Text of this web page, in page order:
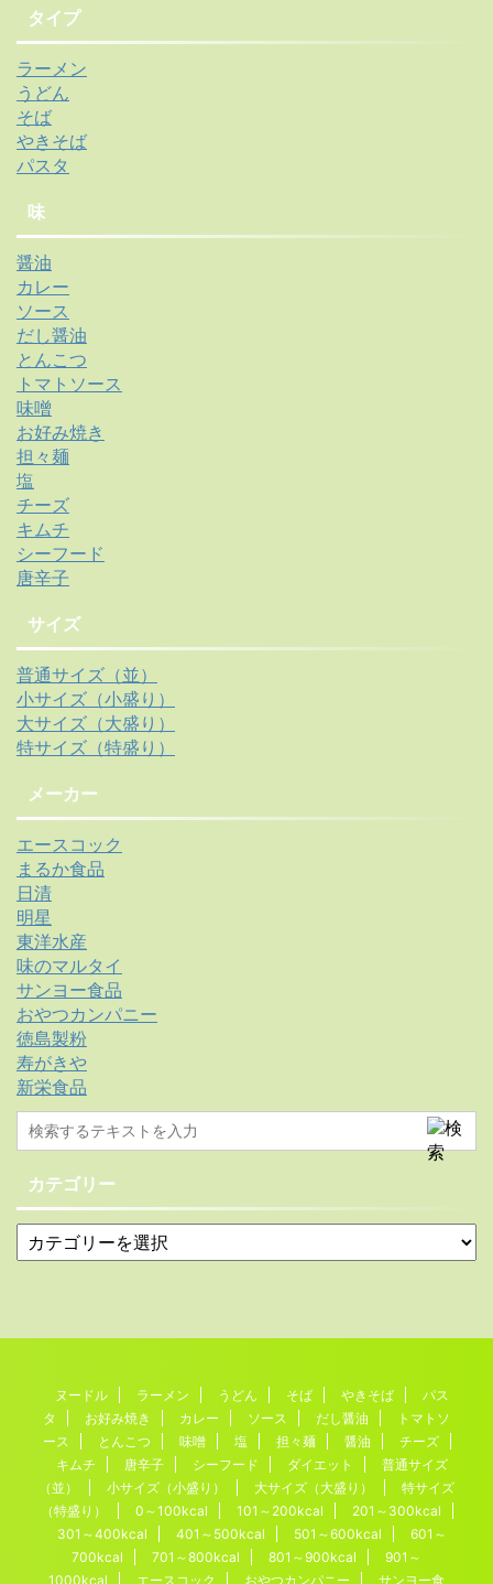
タイプ
ラーメン
うどん
そば
やきそば
パスタ
味
醤油
カレー
ソース
だし醤油
とんこつ
トマトソース
味噌
お好み焼き
担々麺
塩
チーズ
キムチ
シーフード
唐辛子
サイズ
普通サイズ（並）
小サイズ（小盛り）
大サイズ（大盛り）
特サイズ（特盛り）
メーカー
エースコック
まるか食品
日清
明星
東洋水産
味のマルタイ
サンヨー食品
おやつカンパニー
徳島製粉
寿がきや
新栄食品
カテゴリー
ヌードル ラーメン うどん そば やきそば
パス
タ
お好み焼き カレー ソース だし醤油
トマトソ
ース
とんこつ 味噌 塩 担々麺 醤油
チーズ
キムチ
唐辛子 シーフード ダイエット
普通サイズ
（並）
小サイズ（小盛り） 大サイズ（大盛り）
特サイズ
（特盛り）
0～100kcal 101～200kcal
201～300kcal
301～400kcal
401～500kcal 501～600kcal
601～
700kcal
701～800kcal 801～900kcal
901～
1000kcal
エースコック おやつカンパニー サンヨー食